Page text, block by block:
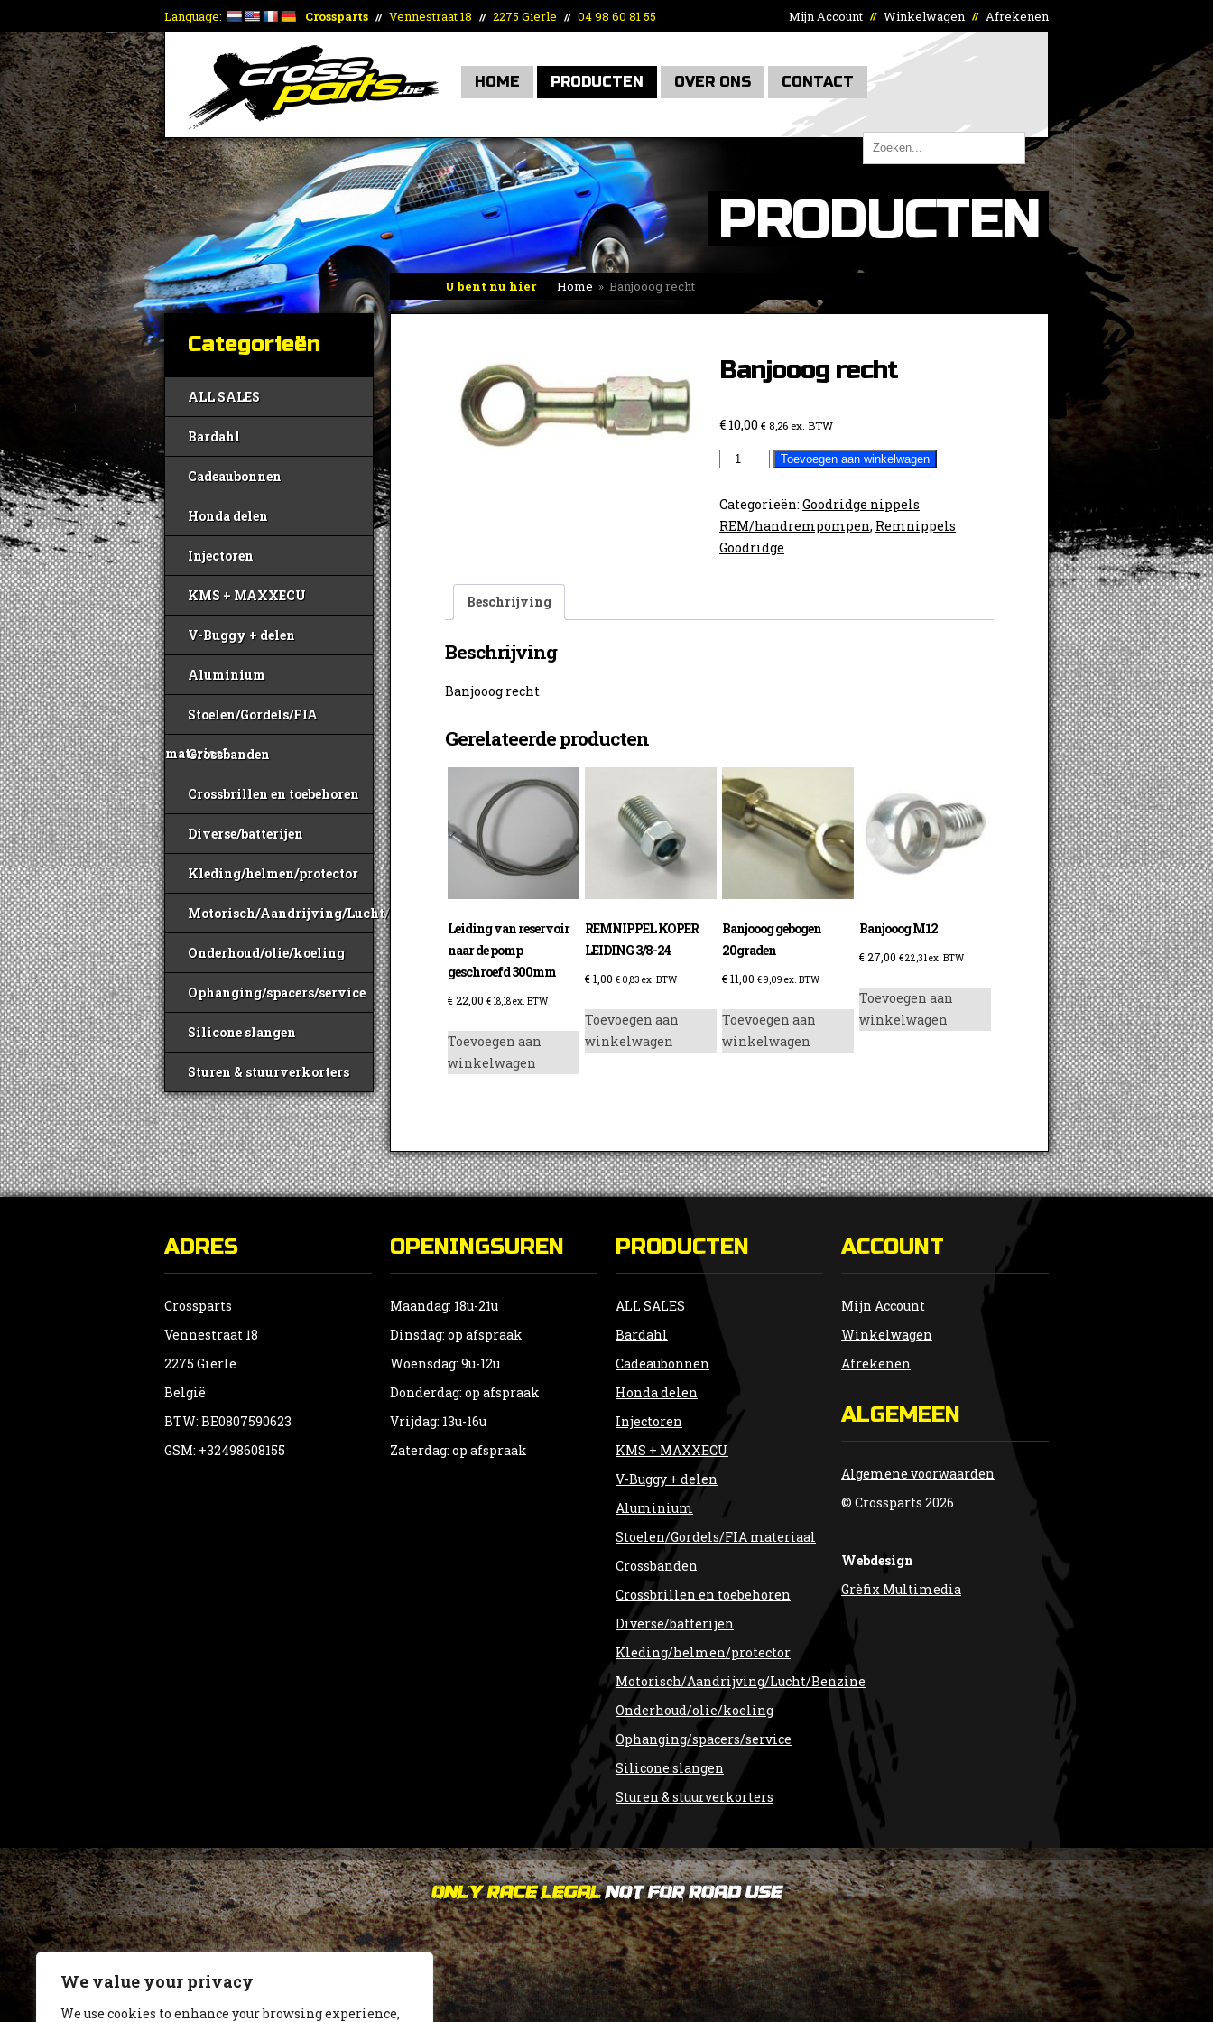
We value your privacy
We use cookies to enhance your browsing experience,
Language: Crossparts // Vennestraat 18 // 2275 Gierle // 04 98 60 81 55 Mijn Account // Winkelwagen // Afrekenen
HOME PRODUCTEN OVER ONS CONTACT
PRODUCTEN
U bent nu hier Home » Banjooog recht
Categorieën
ALL SALES
Bardahl
Cadeaubonnen
Honda delen
Injectoren
KMS + MAXXECU
V-Buggy + delen
Aluminium
Stoelen/Gordels/FIA
materiaal
Crossbanden
Crossbrillen en toebehoren
Diverse/batterijen
Kleding/helmen/protector
Motorisch/Aandrijving/Lucht/Benzine
Onderhoud/olie/koeling
Ophanging/spacers/service
Silicone slangen
Sturen & stuurverkorters
Banjooog recht
€10,00 € 8,26ex. BTW
Banjooog
aantal
Toevoegen aan winkelwagen
Categorieën: Goodridge nippels
REM/handrempompen, Remnippels
Goodridge
Beschrijving
Beschrijving
Banjooog recht
Gerelateerde producten
Leiding van reservoir
naar de pomp
geschroefd 300mm
€22,00 € 18,18ex. BTW
Toevoegen aan
winkelwagen
REMNIPPEL KOPER
LEIDING 3/8-24
€1,00 € 0,83 ex. BTW
Toevoegen aan
winkelwagen
Banjooog gebogen
20graden
€11,00 €9,09 ex. BTW
Toevoegen aan
winkelwagen
Banjooog M12
€27,00 €22,31 ex. BTW
Toevoegen aan
winkelwagen
ADRES
Crossparts
Vennestraat 18
2275 Gierle
België
BTW: BE0807590623
GSM: +32498608155
OPENINGSUREN
Maandag: 18u-21u
Dinsdag: op afspraak
Woensdag: 9u-12u
Donderdag: op afspraak
Vrijdag: 13u-16u
Zaterdag: op afspraak
PRODUCTEN
ALL SALES
Bardahl
Cadeaubonnen
Honda delen
Injectoren
KMS + MAXXECU
V-Buggy + delen
Aluminium
Stoelen/Gordels/FIA materiaal
Crossbanden
Crossbrillen en toebehoren
Diverse/batterijen
Kleding/helmen/protector
Motorisch/Aandrijving/Lucht/Benzine
Onderhoud/olie/koeling
Ophanging/spacers/service
Silicone slangen
Sturen & stuurverkorters
ACCOUNT
Mijn Account
Winkelwagen
Afrekenen
ALGEMEEN
Algemene voorwaarden
© Crossparts 2026
Webdesign
Grèfix Multimedia